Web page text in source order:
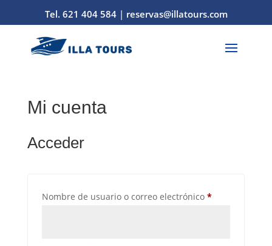
Tel. 621 404 584| reservas@illatours.com
Mi cuenta
Acceder
Nombre de usuario o correo electrónico *Obligatorio